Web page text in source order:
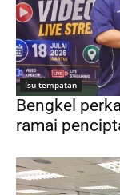
Isu tempatan
Bengkel
ramai